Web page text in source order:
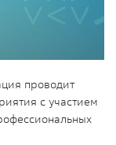
проводит
с участием